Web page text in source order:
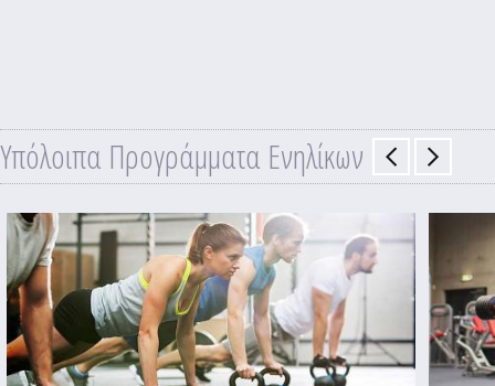
Υπόλοιπα Προγράμματα Ενηλίκων